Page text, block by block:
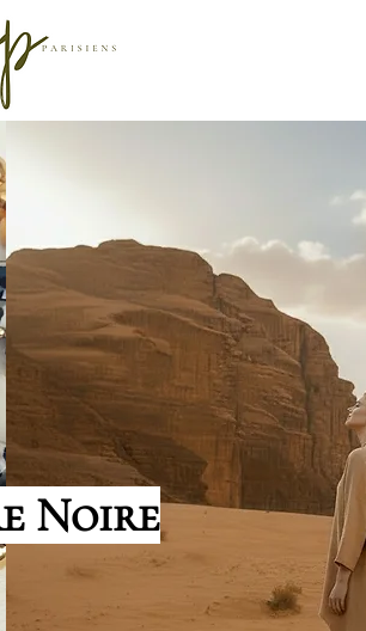
Noire